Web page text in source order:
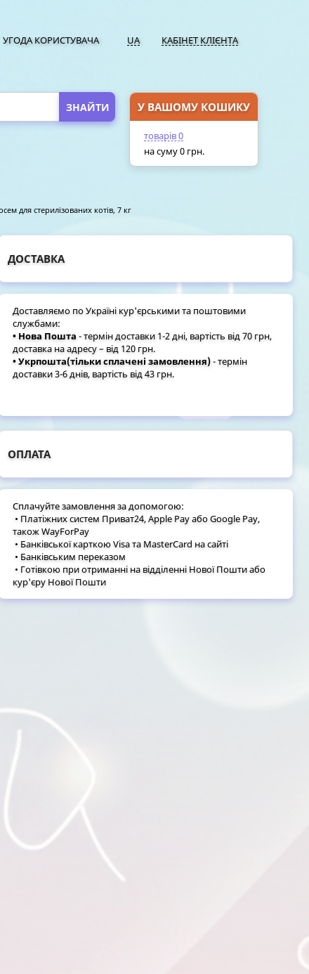
UA КАБІНЕТ КЛІЄНТА
УГОДА КОРИСТУВАЧА
для стерилізованих котів, 7 кг
ДОСТАВКА
Доставляємо по Україні кур'єрськими та поштовими
службами:
• Нова Пошта - термін доставки 1-2 дні, вартість від 70 грн,
доставка на адресу – від 120 грн.
• Укрпошта(тільки сплачені замовлення)- термін
доставки 3-6 днів, вартість від 43 грн.
ОПЛАТА
Сплачуйте замовлення за допомогою:
• Платіжних систем Приват24, Apple Pay або Google Pay,
також WayForPay
• Банківської карткою Visa та MasterCard на сайті
• Банківським переказом
• Готівкою при отриманні на відділенні Нової Пошти або
кур'єру Нової Пошти
У ВАШОМУ КОШИКУ
ПЕРЕЙТИ У КОШИК
товарів0
на суму0 грн.